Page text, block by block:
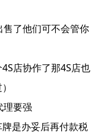
了他们可不会管你
店协作了那4S店也
理要强
是办妥后再付款税